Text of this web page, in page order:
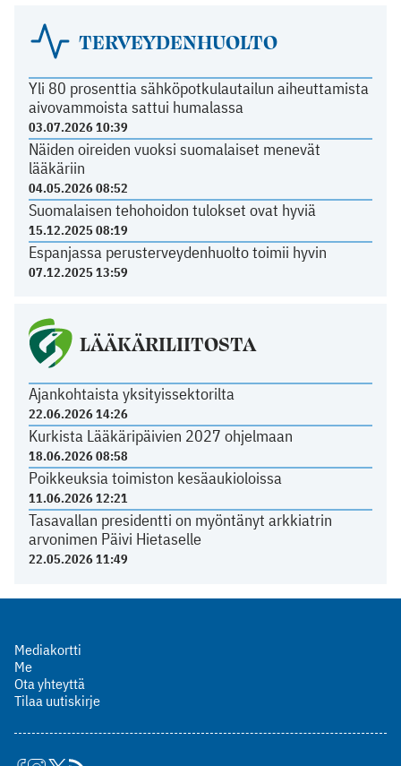
TERVEYDENHUOLTO
Yli 80 prosenttia sähköpotkulautailun aiheuttamista
aivovammoista sattui humalassa
03.07.2026 10:39
Näiden oireiden vuoksi suomalaiset menevät
lääkäriin
04.05.2026 08:52
Suomalaisen tehohoidon tulokset ovat hyviä
15.12.2025 08:19
Espanjassa perusterveydenhuolto toimii hyvin
07.12.2025 13:59
LÄÄKÄRILIITOSTA
Ajankohtaista yksityissektorilta
22.06.2026 14:26
Kurkista Lääkäripäivien 2027 ohjelmaan
18.06.2026 08:58
Poikkeuksia toimiston kesäaukioloissa
11.06.2026 12:21
Tasavallan presidentti on myöntänyt arkkiatrin
arvonimen Päivi Hietaselle
22.05.2026 11:49
Mediakortti
Me
Ota yhteyttä
Tilaa uutiskirje